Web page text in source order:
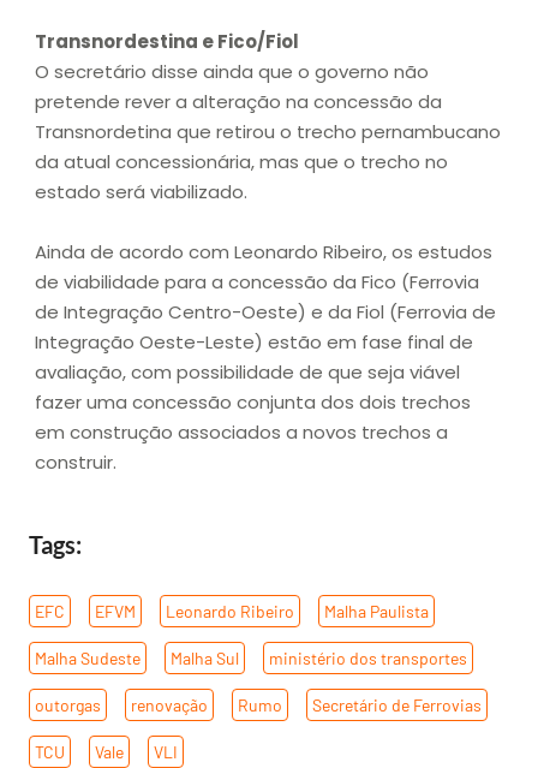
Transnordestina e Fico/Fiol
O secretário disse ainda que o governo não
pretende rever a alteração na concessão da
Transnordetina que retirou o trecho pernambucano
da atual concessionária, mas que o trecho no
estado será viabilizado.
Ainda de acordo com Leonardo Ribeiro, os estudos
de viabilidade para a concessão da Fico (Ferrovia
de Integração Centro-Oeste) e da Fiol (Ferrovia de
Integração Oeste-Leste) estão em fase final de
avaliação, com possibilidade de que seja viável
fazer uma concessão conjunta dos dois trechos
em construção associados a novos trechos a
construir.
Tags:
EFC EFVM Leonardo Ribeiro Malha Paulista
Malha Sudeste Malha Sul ministério dos transportes
outorgas renovação Rumo Secretário de Ferrovias
TCU Vale VLI